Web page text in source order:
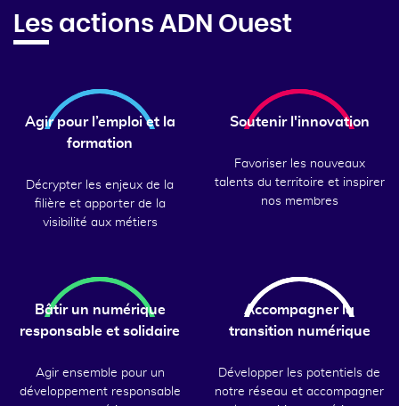
Les actions ADN Ouest
Agir pour l’emploi et la
formation
Décrypter les enjeux de la
filière et apporter de la
visibilité aux métiers
Soutenir l'innovation
Favoriser les nouveaux
talents du territoire et inspirer
nos membres
Bâtir un numérique
responsable et solidaire
Agir ensemble pour un
développement responsable
Accompagner la
transition numérique
Développer les potentiels de
notre réseau et accompagner